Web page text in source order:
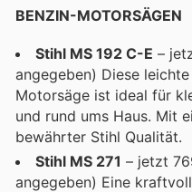
BENZIN-MOTORSÄGEN
Stihl MS 192 C-E –
angegeben) Diese
Motorsäge ist ideal für
und rund ums Haus. Mit
bewährter Stihl Qualität.
Stihl MS 271 – jetzt
angegeben) Eine